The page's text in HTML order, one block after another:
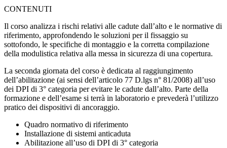
CONTENUTI
Il corso analizza i rischi relativi alle cadute dall’alto e le normative di
riferimento, approfondendo le soluzioni per il fissaggio su
sottofondo, le specifiche di montaggio e la corretta compilazione
della modulistica relativa alla messa in sicurezza di una copertura.
La seconda giornata del corso è dedicata al raggiungimento
dell’abilitazione (ai sensi dell’articolo 77 D.lgs n° 81/2008) all’uso
dei DPI di 3° categoria per evitare le cadute dall’alto. Parte della
formazione e dell’esame si terrà in laboratorio e prevederà l’utilizzo
pratico dei dispositivi di ancoraggio.
Quadro normativo di riferimento
Installazione di sistemi anticaduta
Abilitazione all’uso di DPI di 3° categoria